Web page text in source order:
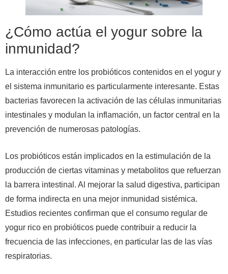
¿Cómo actúa el yogur sobre la
inmunidad?
La interacción entre los probióticos contenidos en el yogur y
el sistema inmunitario es particularmente interesante. Estas
bacterias favorecen la activación de las células inmunitarias
intestinales y modulan la inflamación, un factor central en la
prevención de numerosas patologías.
Los probióticos están implicados en la estimulación de la
producción de ciertas vitaminas y metabolitos que refuerzan
la barrera intestinal. Al mejorar la salud digestiva, participan
de forma indirecta en una mejor inmunidad sistémica.
Estudios recientes confirman que el consumo regular de
yogur rico en probióticos puede contribuir a reducir la
frecuencia de las infecciones, en particular las de las vías
respiratorias.